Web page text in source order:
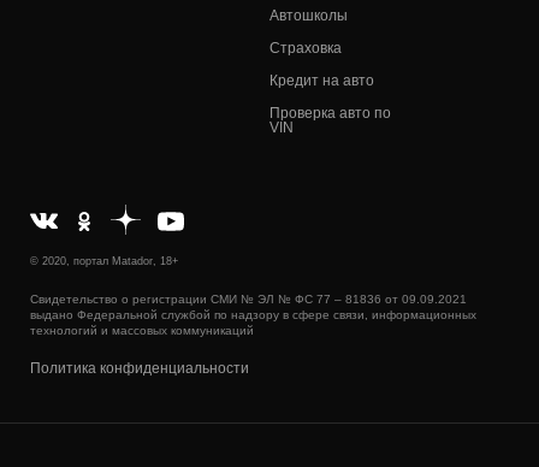
Автошколы
Страховка
Кредит на авто
Проверка авто по
VIN
© 2020, портал Matador, 18+
Свидетельство о регистрации СМИ № ЭЛ № ФС 77 – 81836 от 09.09.2021
выдано Федеральной службой по надзору в сфере связи, информационных
технологий и массовых коммуникаций
Политика конфиденциальности